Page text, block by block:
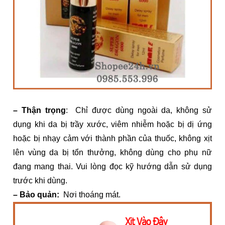
– Thận trọng: Chỉ được dùng ngoài da, không sử
dụng khi da bị trầy xước, viêm nhiễm hoặc bị dị ứng
hoặc bị nhạy cảm với thành phần của thuốc, không xịt
lên vùng da bị tổn thưởng, không dùng cho phụ nữ
đang mang thai. Vui lòng đọc kỹ hướng dẫn sử dụng
trước khi dùng.
– Bảo quản:
Nơi thoáng mát.